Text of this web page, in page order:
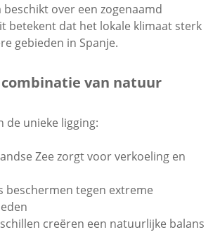
beschikt over een zogenaamd
betekent dat het lokale klimaat sterk
gebieden in Spanje.
van natuur
de unieke ligging:
Zee zorgt voor verkoeling en
beschermen tegen extreme
creëren een natuurlijke balans